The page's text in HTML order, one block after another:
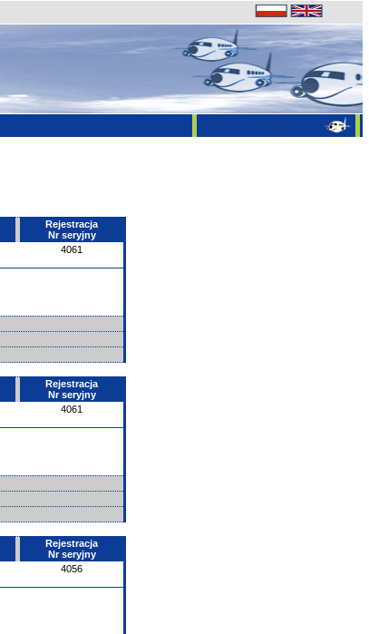
Rejestracja
Nr seryjny
4061
Rejestracja
Nr seryjny
4061
Rejestracja
Nr seryjny
4056